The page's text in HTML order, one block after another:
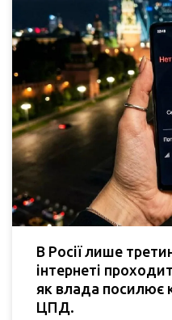
В Росії лише
інтернеті
як влада посилює
ЦПД.